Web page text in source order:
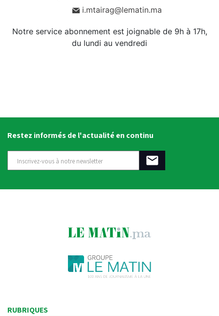
i.mtairag@lematin.ma
Notre service abonnement est joignable de 9h à 17h,
du lundi au vendredi
Restez informés de l'actualité en continu
RUBRIQUES